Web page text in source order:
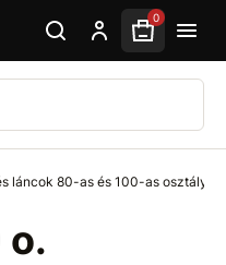
0
láncok 80-as és 100-as osztály